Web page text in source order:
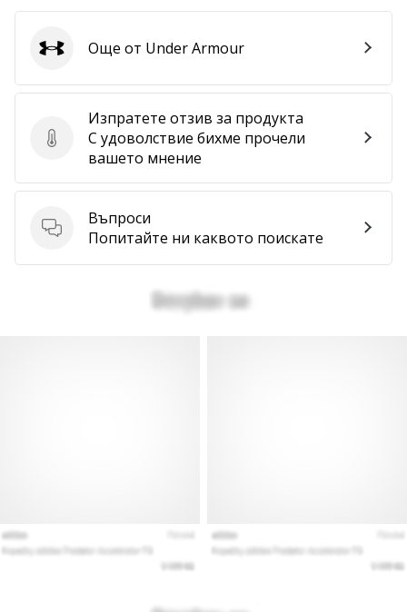
Изпратете отзив за продукта
Изпратете отзив за продукта
С удоволствие бихме прочели
вашето мнение
Въпроси
Въпроси
Попитайте ни каквото поискате
Under Armour
Още от Under Armour